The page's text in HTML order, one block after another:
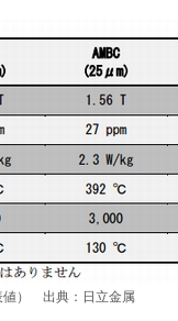
値） 出典：日立金属